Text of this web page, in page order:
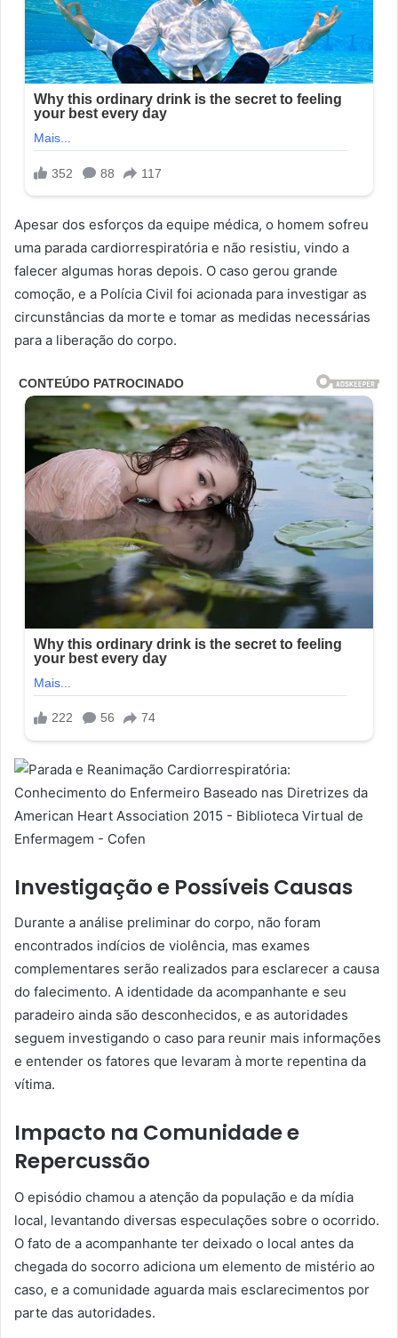
Apesar dos esforços da equipe médica, o homem sofreu
uma parada cardiorrespiratória e não resistiu, vindo a
falecer algumas horas depois. O caso gerou grande
comoção, e a Polícia Civil foi acionada para investigar as
circunstâncias da morte e tomar as medidas necessárias
para a liberação do corpo.
Investigação e Possíveis Causas
Durante a análise preliminar do corpo, não foram
encontrados indícios de violência, mas exames
complementares serão realizados para esclarecer a causa
do falecimento. A identidade da acompanhante e seu
paradeiro ainda são desconhecidos, e as autoridades
seguem investigando o caso para reunir mais informações
e entender os fatores que levaram à morte repentina da
vítima.
Impacto na Comunidade e
Repercussão
O episódio chamou a atenção da população e da mídia
local, levantando diversas especulações sobre o ocorrido.
O fato de a acompanhante ter deixado o local antes da
chegada do socorro adiciona um elemento de mistério ao
caso, e a comunidade aguarda mais esclarecimentos por
parte das autoridades.